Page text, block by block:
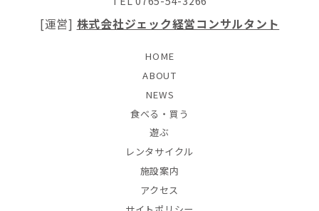
[運営] 株式会社ジェック経営コンサルタント
HOME
ABOUT
NEWS
食べる・買う
遊ぶ
レンタサイクル
施設案内
アクセス